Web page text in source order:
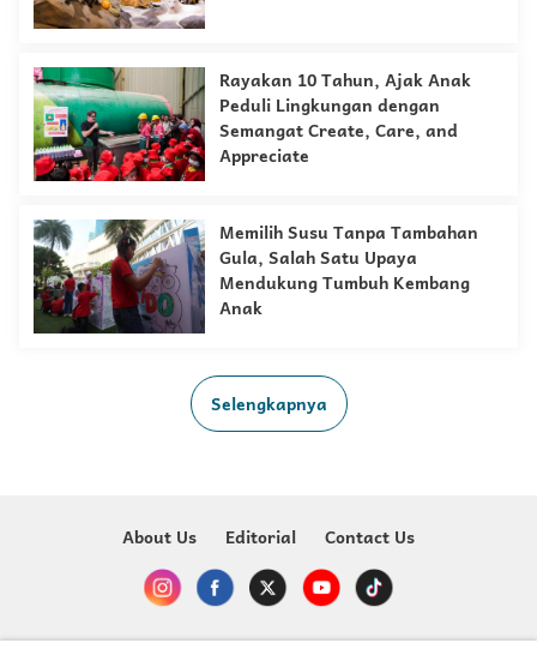
Rayakan 10 Tahun, Ajak Anak
Peduli Lingkungan dengan
Semangat Create, Care, and
Appreciate
Memilih Susu Tanpa Tambahan
Gula, Salah Satu Upaya
Mendukung Tumbuh Kembang
Anak
Selengkapnya
About Us Editorial Contact Us